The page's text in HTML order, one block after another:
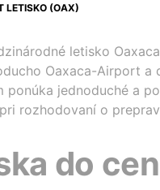
LETISKO (OAX)
letisko
Oaxaca-Airport
jednoduché a
rozhodovaní o
do